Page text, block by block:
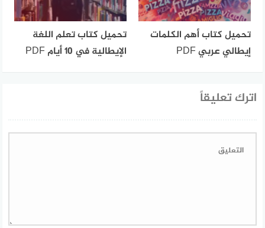
تحميل كتاب أهم الكلمات
إيطالي عربي PDF
تحميل كتاب تعلم اللغة
الإيطالية في 10 أيام PDF
اترك تعليقاً